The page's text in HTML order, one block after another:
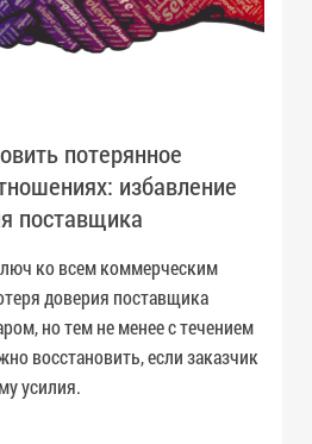
потерянное
избавление
поставщика
ко всем коммерческим
доверия поставщика
но тем не менее с течением
восстановить, если заказчик
усилия.